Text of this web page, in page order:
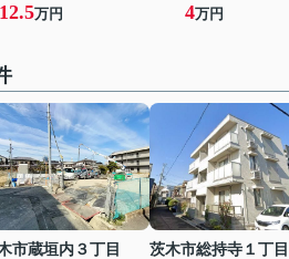
12.5万円 4万円
市蔵垣内３丁目
茨木市総持寺１丁目